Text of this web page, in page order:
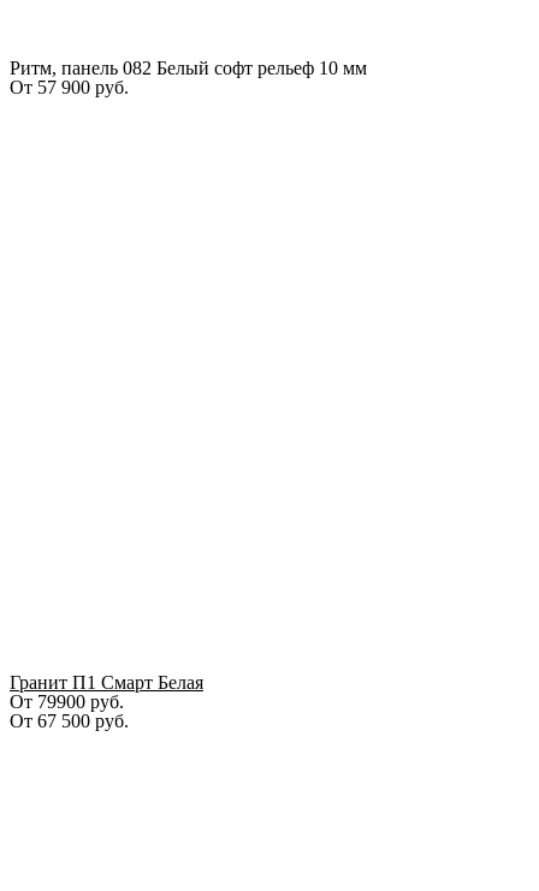
Ритм, панель 082 Белый софт рельеф 10 мм
От 57 900 руб.
Гранит П1 Смарт Белая
От 79900 руб.
От 67 500 руб.